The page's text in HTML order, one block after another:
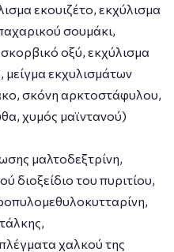
εκουιζέτο, εκχύλισμα
σουμάκι,
οξύ, εκχύλισμα
εκχυλισμάτων
σκόνη αρκτοστάφυλου,
χυμός μαϊντανού)
μαλτοδεξτρίνη,
διοξείδιο του πυριτίου,
χαλκού της